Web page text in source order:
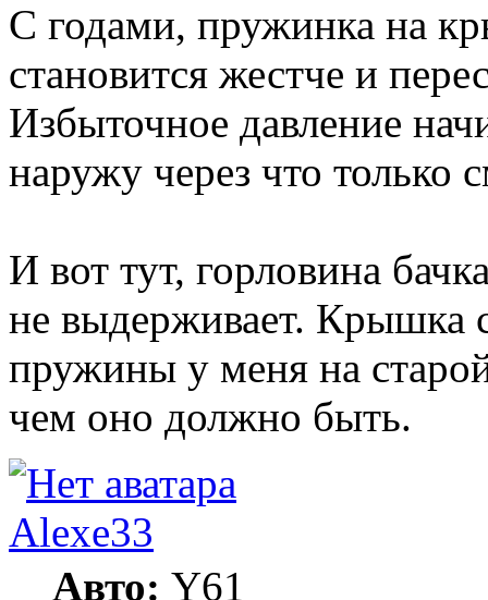
С годами, пружинка на
становится жестче и
Избыточное давление
наружу через что только
И вот тут, горловина
не выдерживает. Крышка
пружины у меня на
чем оно должно быть.
Alexe33
Авто: Y61